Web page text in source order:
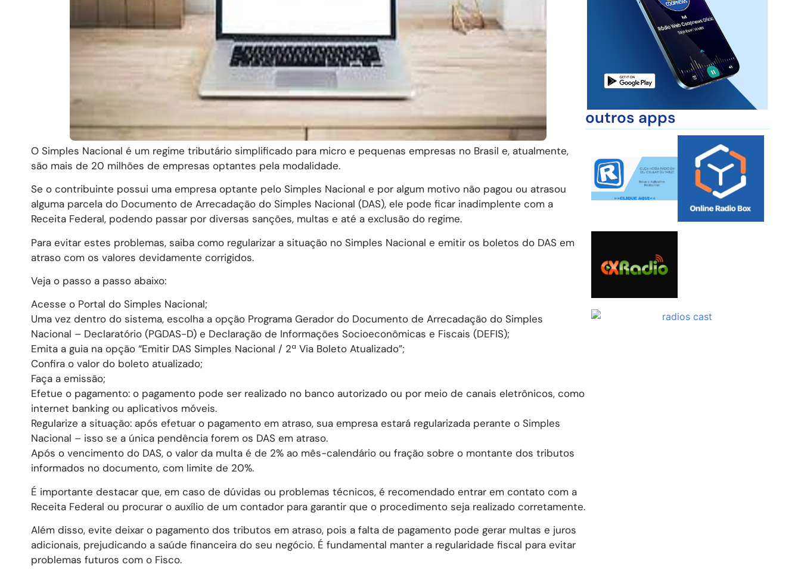
O Simples Nacional é um regime tributário simplificado para micro e pequenas empresas no Brasil e, atualmente,
são mais de 20 milhões de empresas optantes pela modalidade.
Se o contribuinte possui uma empresa optante pelo Simples Nacional e por algum motivo não pagou ou atrasou
alguma parcela do Documento de Arrecadação do Simples Nacional (DAS), ele pode ficar inadimplente com a
Receita Federal, podendo passar por diversas sanções, multas e até a exclusão do regime.
Para evitar estes problemas, saiba como regularizar a situação no Simples Nacional e emitir os boletos do DAS em
atraso com os valores devidamente corrigidos.
Veja o passo a passo abaixo:
Acesse o Portal do Simples Nacional;
Uma vez dentro do sistema, escolha a opção Programa Gerador do Documento de Arrecadação do Simples
Nacional – Declaratório (PGDAS-D) e Declaração de Informações Socioeconômicas e Fiscais (DEFIS);
Emita a guia na opção “Emitir DAS Simples Nacional / 2ª Via Boleto Atualizado”;
Confira o valor do boleto atualizado;
Faça a emissão;
Efetue o pagamento: o pagamento pode ser realizado no banco autorizado ou por meio de canais eletrônicos, como
internet banking ou aplicativos móveis.
Regularize a situação: após efetuar o pagamento em atraso, sua empresa estará regularizada perante o Simples
Nacional – isso se a única pendência forem os DAS em atraso.
Após o vencimento do DAS, o valor da multa é de 2% ao mês-calendário ou fração sobre o montante dos tributos
informados no documento, com limite de 20%.
É importante destacar que, em caso de dúvidas ou problemas técnicos, é recomendado entrar em contato com a
Receita Federal ou procurar o auxílio de um contador para garantir que o procedimento seja realizado corretamente.
Além disso, evite deixar o pagamento dos tributos em atraso, pois a falta de pagamento pode gerar multas e juros
adicionais, prejudicando a saúde financeira do seu negócio. É fundamental manter a regularidade fiscal para evitar
problemas futuros com o Fisco.
outros apps